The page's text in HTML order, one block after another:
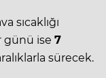
sıcaklığı
günü ise 7
sürecek.